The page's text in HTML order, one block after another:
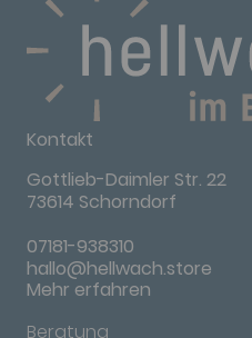
Kontakt
Gottlieb-Daimler Str. 22
73614 Schorndorf
07181-938310
hallo@hellwach.store
Mehr erfahren
Beratung